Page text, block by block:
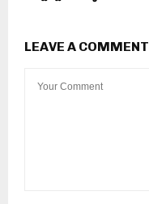
LEAVE A COMMENT